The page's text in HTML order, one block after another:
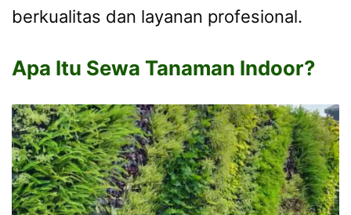
berkualitas dan layanan profesional.
Apa Itu Sewa Tanaman Indoor?